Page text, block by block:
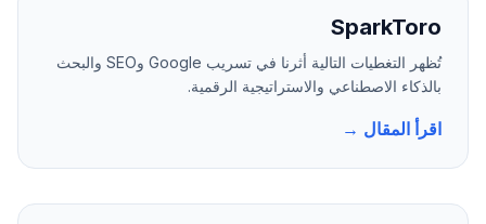
SparkToro
تُظهر التغطيات التالية أثرنا في تسريب Google وSEO والبحث
بالذكاء الاصطناعي والاستراتيجية الرقمية.
اقرأ المقال →